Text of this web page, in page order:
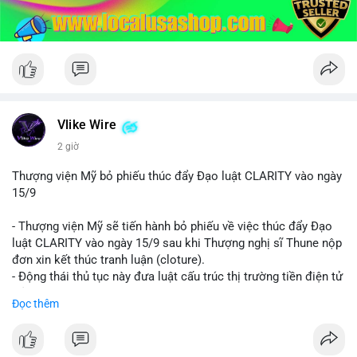
Vlike Wire
2 giờ
Thượng viện Mỹ bỏ phiếu thúc đẩy Đạo luật CLARITY vào ngày
15/9
- Thượng viện Mỹ sẽ tiến hành bỏ phiếu về việc thúc đẩy Đạo
luật CLARITY vào ngày 15/9 sau khi Thượng nghị sĩ Thune nộp
đơn xin kết thúc tranh luận (cloture).
- Động thái thủ tục này đưa luật cấu trúc thị trường tiền điện tử
các điều khoản liên quan đến đạo đức và stablecoin.
rõ ràng cho thị trường tiền điện tử tại Mỹ.
Đọc thêm